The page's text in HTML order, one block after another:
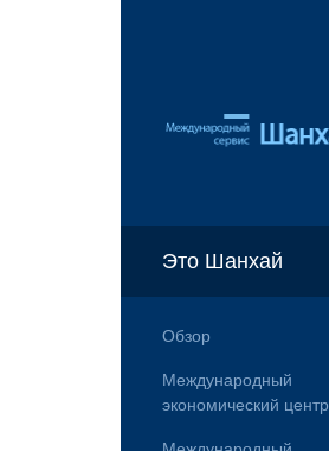
Это Шанхай
Обзор
Международный
экономический центр